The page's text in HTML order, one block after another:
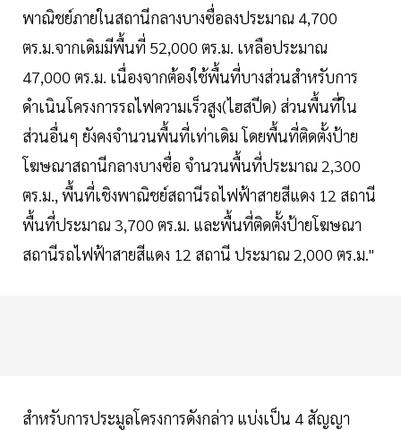
พาณิชย์ภายในสถานีกลางบางซื่อลงประมาณ 4,700
ตร.ม.จากเดิมมีพื้นที่ 52,000 ตร.ม. เหลือประมาณ
47,000 ตร.ม. เนื่องจากต้องใช้พื้นที่บางส่วนสำหรับการ
ดำเนินโครงการรถไฟความเร็วสูง(ไฮสปีด) ส่วนพื้นที่ใน
ส่วนอื่นๆ ยังคงจำนวนพื้นที่เท่าเดิม โดยพื้นที่ติดตั้งป้าย
โฆษณาสถานีกลางบางซื่อ จำนวนพื้นที่ประมาณ 2,300
ตร.ม., พื้นที่เชิงพาณิชย์สถานีรถไฟฟ้าสายสีแดง 12 สถานี
พื้นที่ประมาณ 3,700 ตร.ม. และพื้นที่ติดตั้งป้ายโฆษณา
สถานีรถไฟฟ้าสายสีแดง 12 สถานี ประมาณ 2,000 ตร.ม."
สำหรับการประมูลโครงการดังกล่าว แบ่งเป็น 4 สัญญา